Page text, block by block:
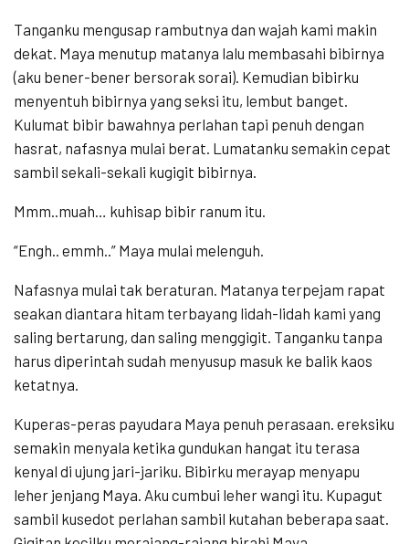
Tanganku mengusap rambutnya dan wajah kami makin
dekat. Maya menutup matanya lalu membasahi bibirnya
(aku bener-bener bersorak sorai). Kemudian bibirku
menyentuh bibirnya yang seksi itu, lembut banget.
Kulumat bibir bawahnya perlahan tapi penuh dengan
hasrat, nafasnya mulai berat. Lumatanku semakin cepat
sambil sekali-sekali kugigit bibirnya.
Mmm..muah… kuhisap bibir ranum itu.
“Engh.. emmh..” Maya mulai melenguh.
Nafasnya mulai tak beraturan. Matanya terpejam rapat
seakan diantara hitam terbayang lidah-lidah kami yang
saling bertarung, dan saling menggigit. Tanganku tanpa
harus diperintah sudah menyusup masuk ke balik kaos
ketatnya.
Kuperas-peras payudara Maya penuh perasaan. ereksiku
semakin menyala ketika gundukan hangat itu terasa
kenyal di ujung jari-jariku. Bibirku merayap menyapu
leher jenjang Maya. Aku cumbui leher wangi itu. Kupagut
sambil kusedot perlahan sambil kutahan beberapa saat.